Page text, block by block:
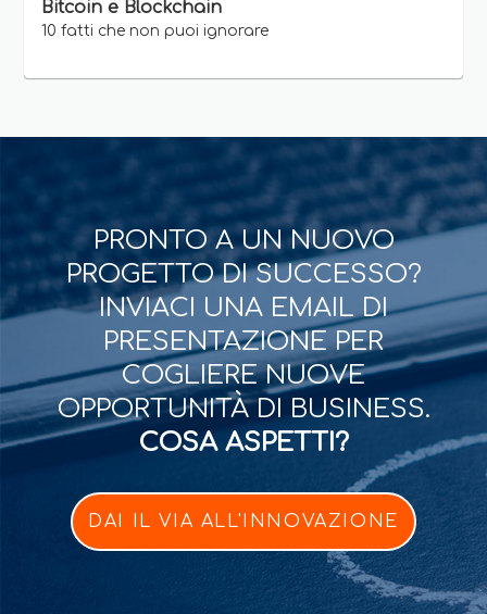
Bitcoin e Blockchain
10 fatti che non puoi ignorare
PRONTO A UN NUOVO
PROGETTO DI SUCCESSO?
INVIACI UNA EMAIL DI
PRESENTAZIONE PER
COGLIERE NUOVE
OPPORTUNITÀ DI BUSINESS.
COSA ASPETTI?
DAI IL VIA ALL'INNOVAZIONE